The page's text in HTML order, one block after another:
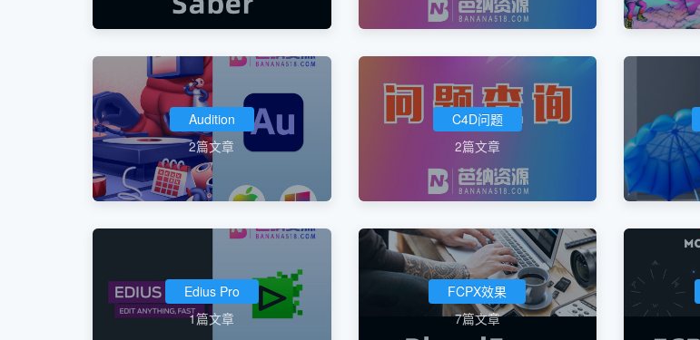
Audition
2篇文章
C4D问题
2篇文章
Edius Pro
1篇文章
FCPX效果
7篇文章